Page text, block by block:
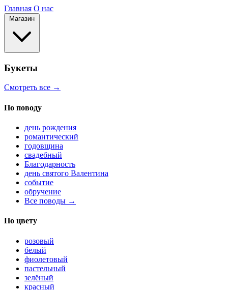
Главная О нас
Магазин
Букеты
Смотреть все →
По поводу
день рождения
романтический
годовщина
свадебный
Благодарность
день святого Валентина
событие
обручение
Все поводы →
По цвету
розовый
белый
фиолетовый
пастельный
зелёный
красный